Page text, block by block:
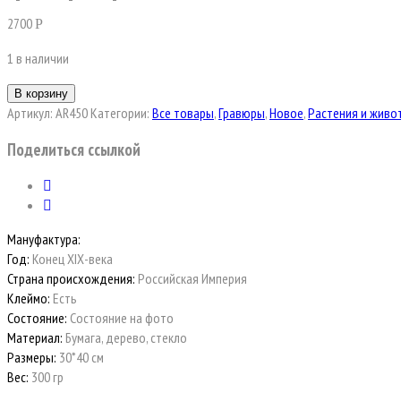
2700Р
1 в наличии
В корзину
Артикул: AR450 Категории: Все товары,Гравюры,Новое,Растения и
Поделиться ссылкой
Мануфактура:
Год: Конец ХIХ-века
Страна происхождения: Российская Империя
Клеймо: Есть
Состояние: Состояние на фото
Материал: Бумага, дерево, стекло
Размеры: 30*40 см
Вес: 300 гр